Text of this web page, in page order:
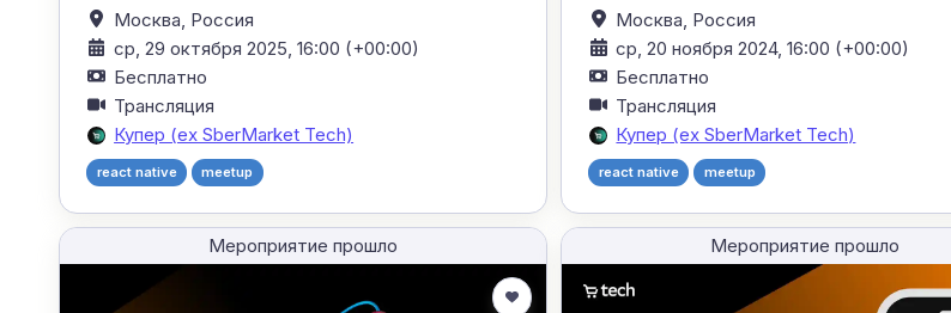
Москва, Россия
ср, 29 октября 2025, 16:00 (+00:00)
Бесплатно
Трансляция
Купер (ex SberMarket Tech)
react native meetup
Москва, Россия
ср, 20 ноября 2024, 16:00 (+00:00)
Бесплатно
Трансляция
Купер (ex SberMarket Tech)
react native meetup
Мероприятие прошло Мероприятие прошло